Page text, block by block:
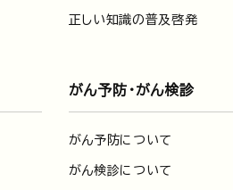
正しい知識の普及啓発
がん予防・がん検診
がん予防について
がん検診について